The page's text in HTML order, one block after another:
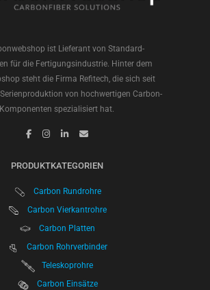
ist Lieferant von Standard-
für die Fertigungsindustrie. Hinter dem
steht die Firma Refitech, die sich seit
von hochwertigen Carbon-
Komponenten spezialisiert hat.
PRODUKTKATEGORIEN
Carbon Rundrohre
Carbon Vierkantrohre
Carbon Platten
Carbon Rohrverbinder
Teleskoprohre
Carbon Einsätze